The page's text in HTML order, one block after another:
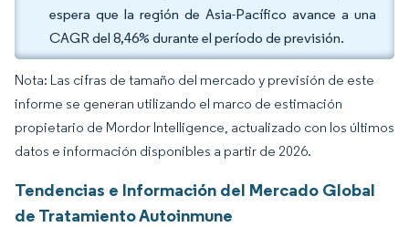
espera que la región de Asia-Pacífico avance a una
CAGR del 8,46% durante el período de previsión.
Nota: Las cifras de tamaño del mercado y previsión de este
informe se generan utilizando el marco de estimación
propietario de Mordor Intelligence, actualizado con los últimos
datos e información disponibles a partir de 2026.
Tendencias e Información del Mercado Global
de Tratamiento Autoinmune